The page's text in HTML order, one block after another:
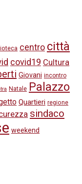
centro città
covid19 Cultura
Giovani incontro
Natale Palazzo
Quartieri regione
sindaco
weekend